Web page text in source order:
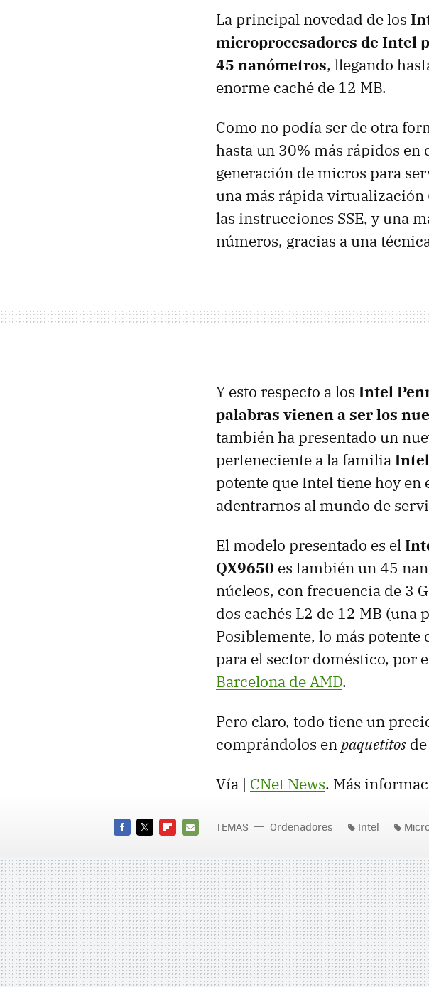
La principal novedad de los
microprocesadores de Intel
45 nanómetros, llegando
enorme caché de 12 MB.
Como no podía ser de otra
hasta un 30% más rápidos en
generación de micros para
una más rápida virtualización
las instrucciones SSE, y una
números, gracias a una
Y esto respecto a los Intel
palabras vienen a ser los
también ha presentado un
perteneciente a la familia
potente que Intel tiene hoy en
adentrarnos al mundo de
El modelo presentado es el
QX9650 es también un 45
núcleos, con frecuencia de 3
dos cachés L2 de 12 MB (una
Posiblemente, lo más potente
para el sector doméstico, por
Barcelona de AMD.
Pero claro, todo tiene un
comprándolos enpaquetitos
Vía | CNet News. Más
MAIL
TEMAS Ordenadores Intel